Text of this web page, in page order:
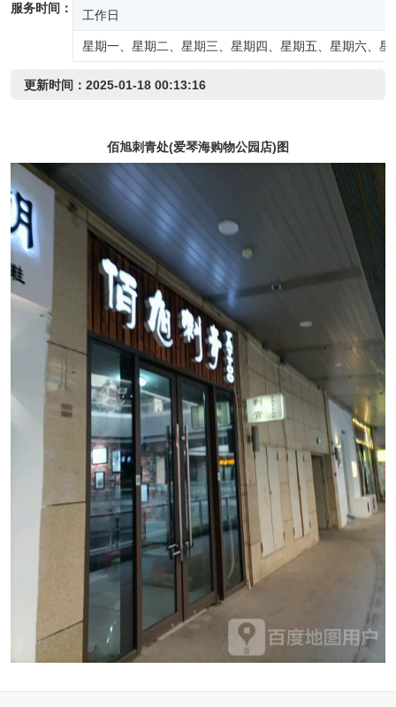
服务时间： 工作日
星期一、星期二、星期三、星期四、星期五、星期六、星
更新时间：2025-01-18 00:13:16
佰旭刺青处(爱琴海购物公园店)图